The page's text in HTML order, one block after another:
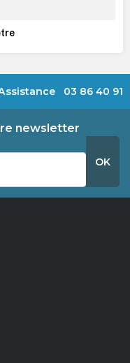
03 86 40 91
newsletter
OK